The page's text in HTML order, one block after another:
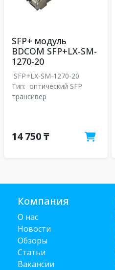
SFP+ модуль
BDCOM SFP+LX-SM-
1270-20
SFP+LX-SM-1270-20
Тип: оптический SFP
трансивер
14 750 ₸
Компания
О нас
Новости
Обзоры
Статьи
Вакансии